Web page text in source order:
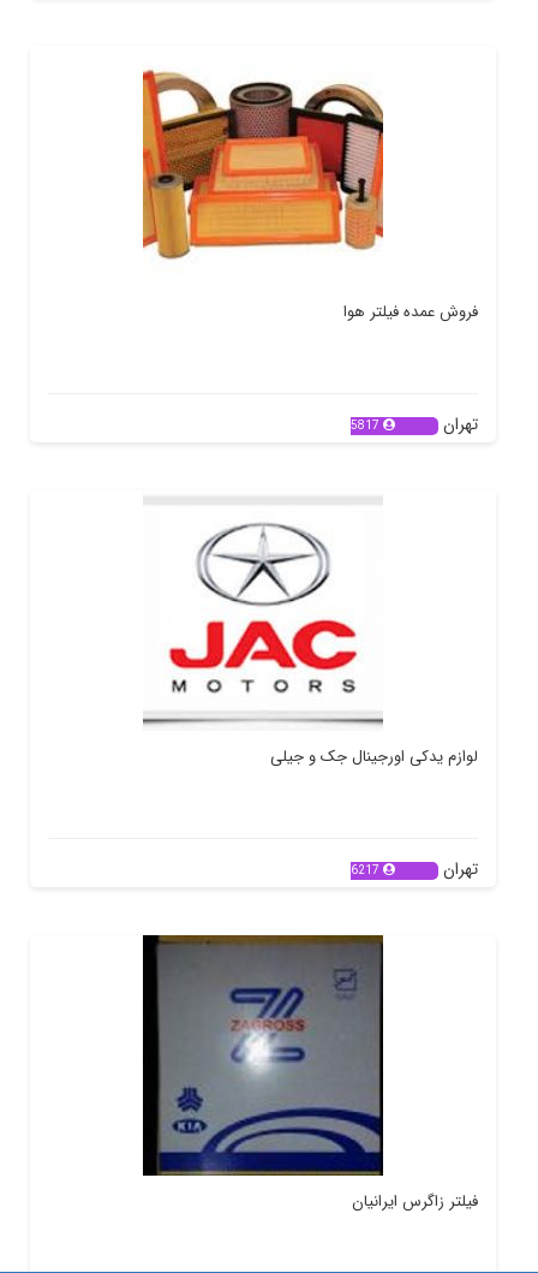
فروش عمده فیلتر هوا
تهران 5817
لوازم یدکی اورجینال جک و جیلی
تهران 6217
فیلتر زاگرس ایرانیان